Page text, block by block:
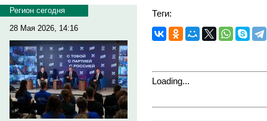
Регион сегодня
28 Мая 2026, 14:16
Теги:
Loading...